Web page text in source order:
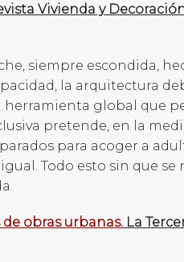
Vivienda y
siempre escondida,
la arquitectura
herramienta global que
pretende, en la
para acoger a
Todo esto sin que se
obras urbanas. La